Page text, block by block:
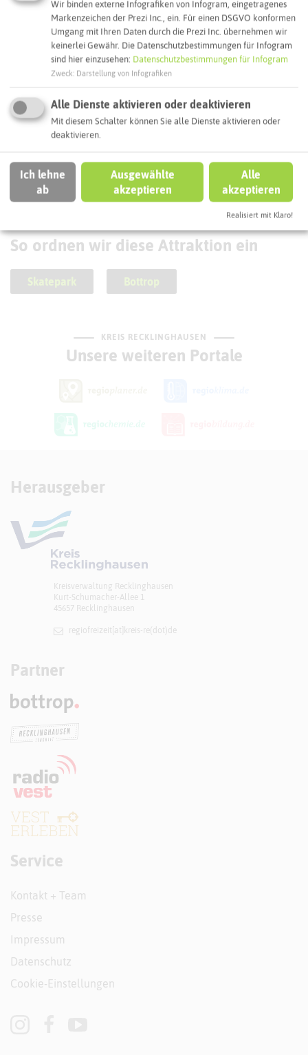
Hallenbad Kirchhellen
So ordnen wir diese Attraktion ein
Skatepark Bottrop
KREIS RECKLINGHAUSEN
Unsere weiteren Portale
Herausgeber
Kreisverwaltung Recklinghausen
Kurt-Schumacher-Allee 1
45657 Recklinghausen
regiofreizeit[at]​kreis-re(dot)de
Partner
Service
Kontakt + Team
Presse
Impressum
Datenschutz
Cookie-Einstellungen
Wir binden externe Infografiken von Infogram, eingetragenes
Markenzeichen der Prezi Inc., ein. Für einen DSGVO konformen
Umgang mit Ihren Daten durch die Prezi Inc. übernehmen wir
keinerlei Gewähr. Die Datenschutzbestimmungen für Infogram
sind hier einzusehen: Datenschutzbestimmungen für Infogram
Zweck Darstellung von Infografiken
Alle Dienste aktivieren oder deaktivieren
Mit diesem Schalter können Sie alle Dienste aktivieren oder
deaktivieren.
Ich lehne
ab
Ausgewählte
akzeptieren
Alle
akzeptieren
Realisiert mit Klaro!